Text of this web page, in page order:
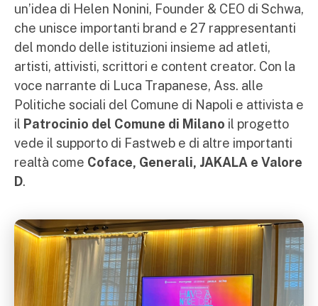
un’idea di Helen Nonini, Founder & CEO di Schwa,
che unisce importanti brand e 27 rappresentanti
del mondo delle istituzioni insieme ad atleti,
artisti, attivisti, scrittori e content creator. Con la
voce narrante di Luca Trapanese, Ass. alle
Politiche sociali del Comune di Napoli e attivista e
il Patrocinio del Comune di Milano il progetto
vede il supporto di Fastweb e di altre importanti
realtà come Coface, Generali, JAKALA e Valore
D.